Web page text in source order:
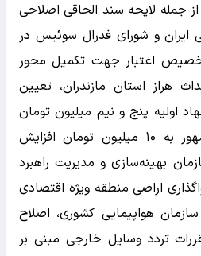
جمله لایحه سند الحاقی اصلاحی
ایران و شورای فدرال سوئیس در
اعتبار جهت تکمیل محور
هراز استان مازندران، تعیین
که پیشنهاد اولیه پنج و نیم میلیون تومان
بود و با دستور رئیس‌جمهور به ۱۰ میلیون تومان افزایش
بهینه‌سازی و مدیریت راهبرد
اراضی منطقه ویژه اقتصادی
هواپیمایی کشوری، اصلاح
تردد وسایل خارجی مبنی بر